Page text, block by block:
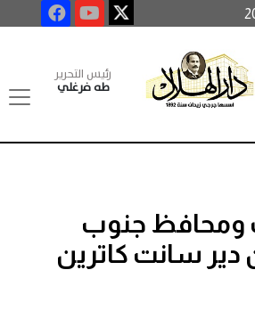
رئيس التحرير
طه فرغلي
ومحافظ جنوب
دير سانت كاترين